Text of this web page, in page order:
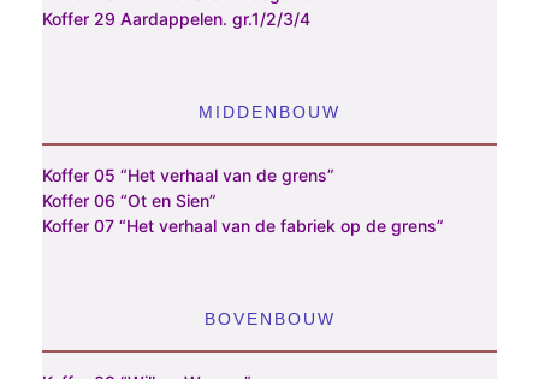
Koffer 29 Aardappelen. gr.1/2/3/4
MIDDENBOUW
Koffer 05 “Het verhaal van de grens”
Koffer 06 “Ot en Sien”
Koffer 07 “Het verhaal van de fabriek op de grens”
BOVENBOUW